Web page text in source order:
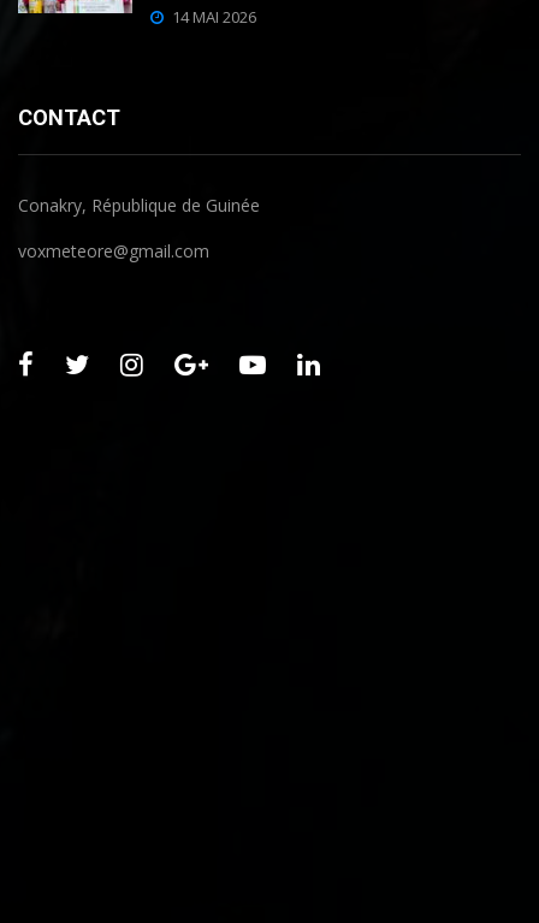
14 MAI 2026
CONTACT
Conakry, République de Guinée
voxmeteore@gmail.com